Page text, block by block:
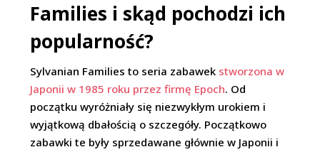
Families i skąd pochodzi ich
popularność?
Sylvanian Families to seria zabawek stworzona w
Japonii w 1985 roku przez firmę Epoch. Od
początku wyróżniały się niezwykłym urokiem i
wyjątkową dbałością o szczegóły. Początkowo
zabawki te były sprzedawane głównie w Japonii i